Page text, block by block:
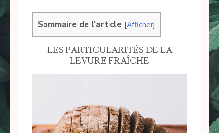
Sommaire de l'article [Afficher]
LES PARTICULARITÉS DE LA
LEVURE FRAÎCHE